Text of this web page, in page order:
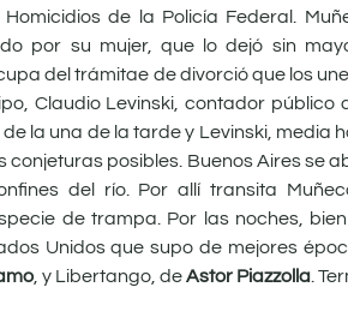
Homicidios de la Policía Federal.
por su mujer, que lo dejó sin
del trámitae de divorció que los
Claudio Levinski, contador
la una de la tarde y Levinski, media
conjeturas posibles. Buenos Aires se
del río. Por allí transita
de trampa. Por las noches,
Unidos que supo de mejores
, y Libertango, deAstor Piazzolla.